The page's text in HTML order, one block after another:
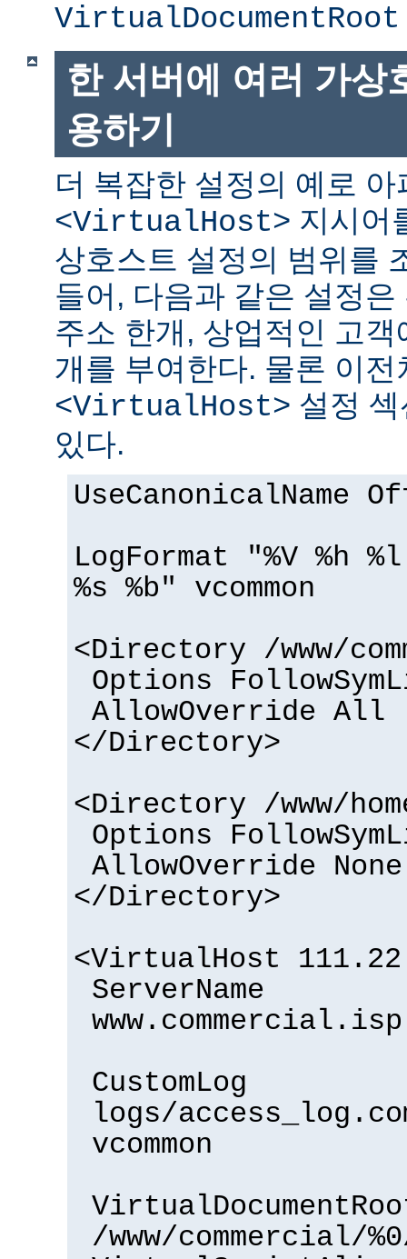
VirtualDocumentRoot
한 서버에 여러 가상
용하기
더 복잡한 설정의 예로
<VirtualHost> 지시어
상호스트 설정의 범위를
들어, 다음과 같은 설정
주소 한개, 상업적인 고
개를 부여한다. 물론 이전
<VirtualHost> 설정
있다.
UseCanonicalName
LogFormat "%V %h
%s %b" vcommon
<Directory /www/
Options
AllowOverride All
</Directory>
<Directory /www/
Options
AllowOverride None
</Directory>
<VirtualHost
ServerName
CustomLog
logs/
vcommon
/www/commercial/